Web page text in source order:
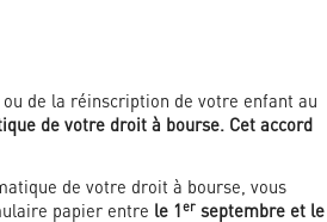
de la réinscription de votre enfant au
de votre droit à bourse. Cet accord
de votre droit à bourse, vous
papier entre le 1er septembre et le